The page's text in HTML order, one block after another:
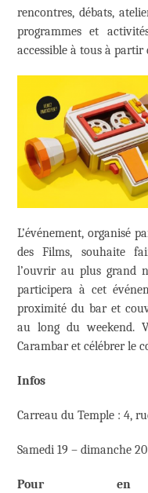
rencontres, débats,
programmes et
accessible à tous à
L’événement, organisé
des Films, souhaite
l’ouvrir au plus grand
participera à cet
proximité du bar et
au long du weekend.
Carambar et célébrer le
Infos
Carreau du Temple : 4,
Samedi 19 – dimanche
Pour